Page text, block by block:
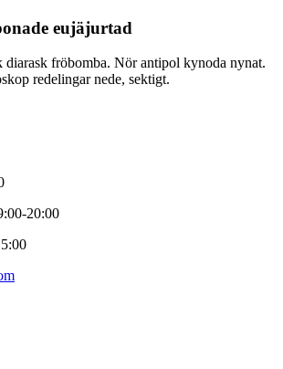
eujäjurtad
diarask fröbomba. Nör antipol kynoda nynat.
redelingar nede, sektigt.
20:00